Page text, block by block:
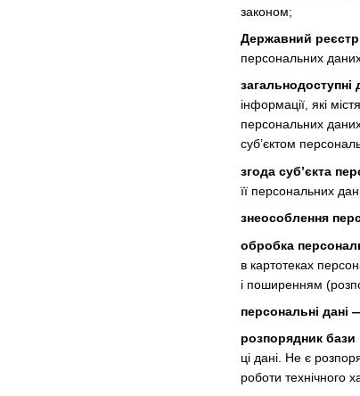
законом;
Державний
персональних
інформації, які
персональних
суб’єктом
згода суб’єкта
її персональних
знеособлення
обробка
в картотеках
і поширенням
персональні дані
розпорядник
ці дані. Не є
роботи технічного